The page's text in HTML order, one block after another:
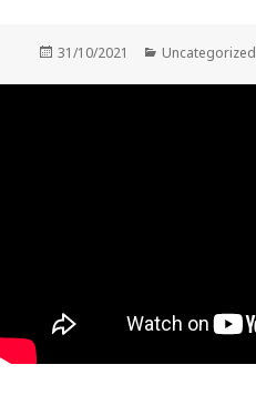
Yayın
31/10/2021 Kategoriler
Uncategorized